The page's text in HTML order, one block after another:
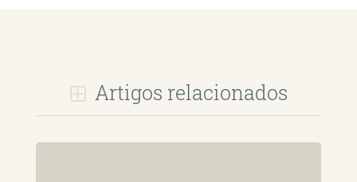
Artigos relacionados